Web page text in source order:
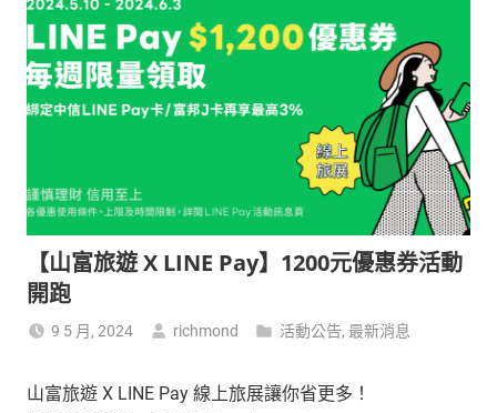
【山富旅遊 X LINE Pay】1200元優惠券活動
開跑
9 5 月, 2024 richmond 活動公告, 最新消息
山富旅遊 X LINE Pay 線上旅展讓你省更多！